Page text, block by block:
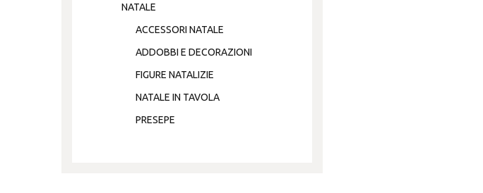
NATALE
ACCESSORI NATALE
ADDOBBI E DECORAZIONI
FIGURE NATALIZIE
NATALE IN TAVOLA
PRESEPE